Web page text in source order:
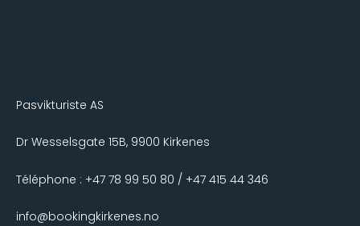
Pasvikturiste AS
Dr Wesselsgate 15B, 9900 Kirkenes
Téléphone : +47 78 99 50 80 / +47 415 44 346
info@bookingkirkenes.no